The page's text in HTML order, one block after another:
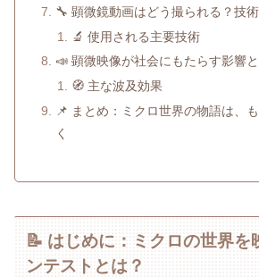
🔧 顕微鏡動画はどう撮られる？技
🔬 使用される主要技術
📣 顕微映像が社会にもたらす影響
🧭 主な波及効果
📌 まとめ：ミクロ世界の物語は、
く
📝 はじめに：ミクロの世界を
ンテストとは？